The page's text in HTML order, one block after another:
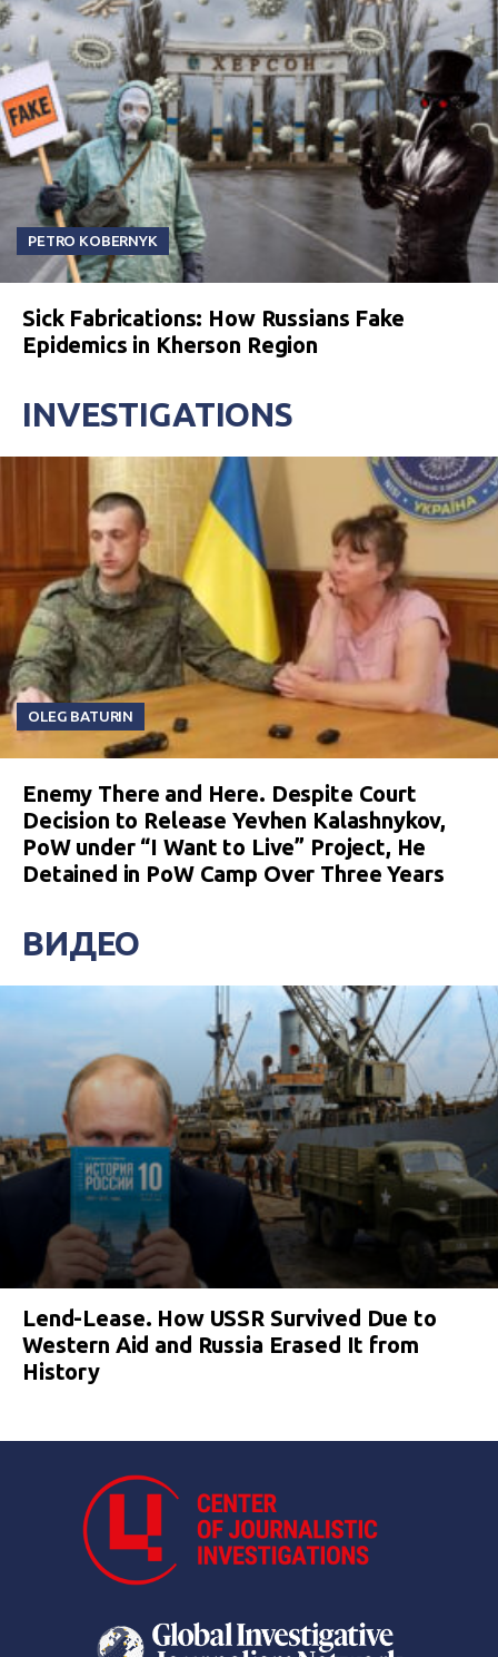
PETRO KOBERNYK
Sick Fabrications: How Russians Fake
Epidemics in Kherson Region
INVESTIGATIONS
OLEG BATURIN
Enemy There and Here. Despite Court
Decision to Release Yevhen Kalashnykov,
PoW under “I Want to Live” Project, He
Detained in PoW Camp Over Three Years
ВИДЕО
Lend-Lease. How USSR Survived Due to
Western Aid and Russia Erased It from
History